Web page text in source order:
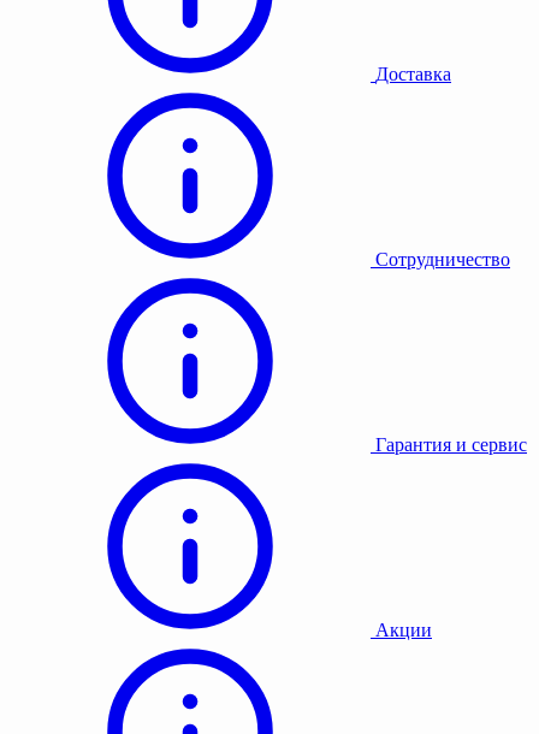
Доставка
Сотрудничество
Гарантия и сервис
Акции